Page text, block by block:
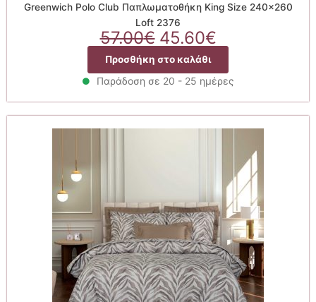
Greenwich Polo Club Παπλωματοθήκη King Size 240×260
Loft 2376
57.00€ Original
price
was:
57.00€.
45.60€Η
τρέχουσα
τιμή
είναι:
45.60€.
Προσθήκη στο καλάθι
Παράδοση σε 20 - 25 ημέρες